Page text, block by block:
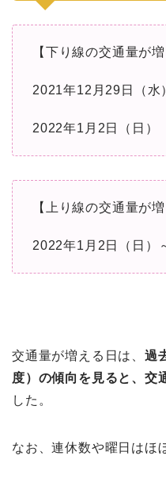
【下り線の交通量が
2021年12月29日（水
2022年1月2日（日）
【上り線の交通量が
2022年1月2日（日）
交通量が増える日は、 過
度）の傾向を 見ると、交
した。
なお、連休数や曜日はほ